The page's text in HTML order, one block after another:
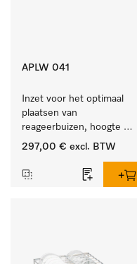
APLW 041
Inzet voor het optimaal
plaatsen van
reageerbuizen, hoogte
130 mm.
297,00 € excl. BTW